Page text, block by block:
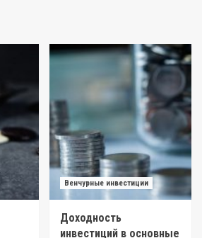
Венчурные инвестиции
Доходность
инвестиций в основные